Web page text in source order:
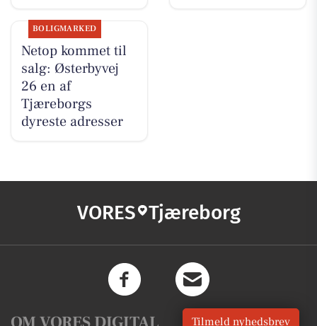
BOLIGMARKED
Netop kommet til
salg: Østerbyvej
26 en af
Tjæreborgs
dyreste adresser
VORES Tjæreborg
Tilmeld nyhedsbrev